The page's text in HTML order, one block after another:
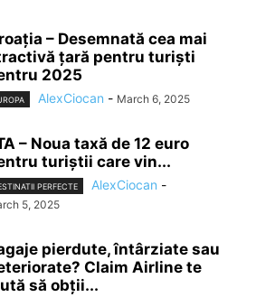
– Desemnată cea mai
țară pentru turiști
2025
AlexCiocan - March 6, 2025
– Noua taxă de 12 euro
turiștii care vin...
PERFECTE AlexCiocan -
5, 2025
pierdute, întârziate sau
Claim Airline te
să obții...